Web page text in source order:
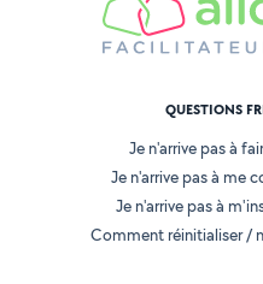
QUESTIONS
Je n'arrive pas à
Je n'arrive pas à me
Je n'arrive pas à
Comment réinitialiser /